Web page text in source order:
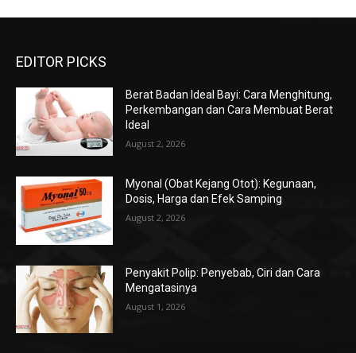
EDITOR PICKS
Berat Badan Ideal Bayi: Cara Menghitung,
Perkembangan dan Cara Membuat Berat
Ideal
August 2, 2026
Myonal (Obat Kejang Otot): Kegunaan,
Dosis, Harga dan Efek Samping
August 2, 2026
Penyakit Polip: Penyebab, Ciri dan Cara
Mengatasinya
August 1, 2026